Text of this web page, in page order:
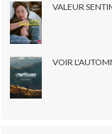
VALEUR
VOIR